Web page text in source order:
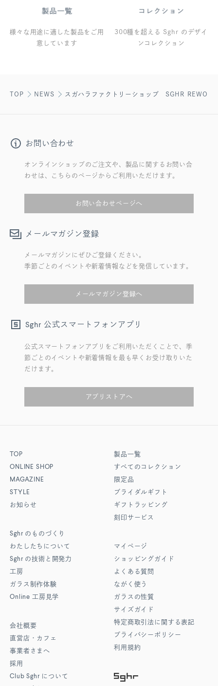
様々な用途に適した製品をご用
意しています
300種を超える Sghr のデザイ
ンコレクション
TOP NEWS スガハラファクトリーショップ SGHR
お問い合わせ
オンラインショップのご注文や、製品に関するお問い合
わせは、こちらのページからご利用いただけます。
お問い合わせページへ
メールマガジン登録
メールマガジンにぜひご登録ください。
季節ごとのイベントや新着情報などを発信しています。
メールマガジン登録へ
Sghr 公式スマートフォンアプリ
公式スマートフォンアプリをご利用いただくことで、季
節ごとのイベントや新着情報を最も早くお受け取りいた
だけます。
アプリストアへ
TOP
ONLINE SHOP
MAGAZINE
STYLE
お知らせ
Sghr のものづくり
わたしたちについて
Sghr の技術と開発力
工房
ガラス制作体験
Online 工房見学
会社概要
直営店・カフェ
事業者さまへ
採用
Club Sghr について
製品一覧
すべてのコレクション
限定品
ブライダルギフト
ギフトラッピング
刻印サービス
マイページ
ショッピングガイド
よくある質問
ながく使う
ガラスの性質
サイズガイド
特定商取引法に関する表記
プライバシーポリシー
利用規約